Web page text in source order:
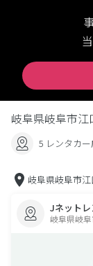
岐阜県岐阜市
5 レンタカ
岐阜県岐阜市
Jネット
岐阜県岐